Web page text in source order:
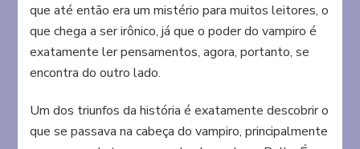
que até então era um mistério para muitos leitores, o
que chega a ser irônico, já que o poder do vampiro é
exatamente ler pensamentos, agora, portanto, se
encontra do outro lado.
Um dos triunfos da história é exatamente descobrir o
que se passava na cabeça do vampiro, principalmente